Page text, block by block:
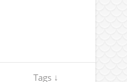
Tags ↓